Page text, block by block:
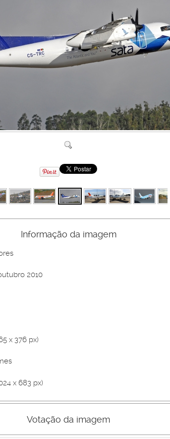
Informação da imagem
2010
x 376 px)
x 683 px)
Votação da imagem